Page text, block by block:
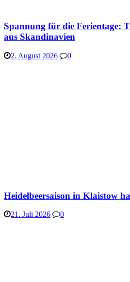
Spannung für die Ferientage:
aus Skandinavien
2. August 2026 0
Heidelbeersaison in Klaistow
21. Juli 2026 0